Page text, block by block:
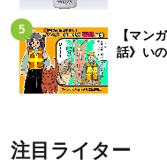
【マン
話》い
注目ライター